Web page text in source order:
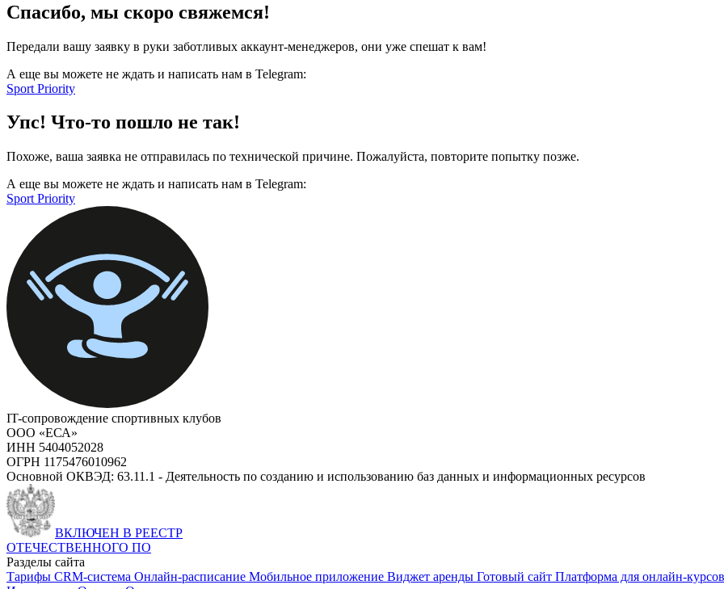
Спасибо, мы скоро свяжемся!
Передали вашу заявку в руки заботливых аккаунт-менеджеров, они уже спешат к вам!
А еще вы можете не ждать и написать нам в Telegram:
Sport Priority
Упс! Что-то пошло не так!
Похоже, ваша заявка не отправилась по технической причине. Пожалуйста, повторите попытку позже.
А еще вы можете не ждать и написать нам в Telegram:
Sport Priority
IT-сопровождение спортивных клубов
ООО «ЕСА»
ИНН 5404052028
ОГРН 1175476010962
Основной ОКВЭД: 63.11.1 - Деятельность по созданию и использованию баз данных и информационных ресурсов
ВКЛЮЧЕН В РЕЕСТР
ОТЕЧЕСТВЕННОГО ПО
Разделы сайта
Тарифы CRM-система Онлайн-расписание Мобильное приложение Виджет аренды Готовый сайт Платформа для онлайн-курсов